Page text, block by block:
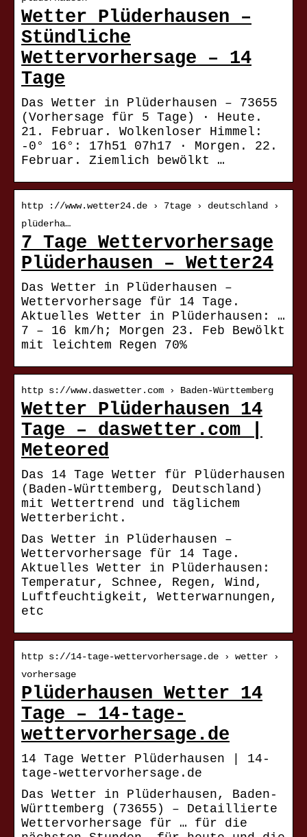
Wetter Plüderhausen –
Stündliche
Wettervorhersage – 14
Tage
Das Wetter in Plüderhausen – 73655
(Vorhersage für 5 Tage) · Heute.
21. Februar. Wolkenloser Himmel:
-0° 16°: 17h51 07h17 · Morgen. 22.
Februar. Ziemlich bewölkt …
http ://www.wetter24.de › 7tage › deutschland ›
plüderha…
7 Tage Wettervorhersage
Plüderhausen – Wetter24
Das Wetter in Plüderhausen –
Wettervorhersage für 14 Tage.
Aktuelles Wetter in Plüderhausen: …
7 – 16 km/h; Morgen 23. Feb Bewölkt
mit leichtem Regen 70%
http s://www.daswetter.com › Baden-Württemberg
Wetter Plüderhausen 14
Tage – daswetter.com |
Meteored
Das 14 Tage Wetter für Plüderhausen
(Baden-Württemberg, Deutschland)
mit Wettertrend und täglichem
Wetterbericht.
Das Wetter in Plüderhausen –
Wettervorhersage für 14 Tage.
Aktuelles Wetter in Plüderhausen:
Temperatur, Schnee, Regen, Wind,
Luftfeuchtigkeit, Wetterwarnungen,
etc
http s://14-tage-wettervorhersage.de › wetter ›
vorhersage
Plüderhausen Wetter 14
Tage – 14-tage-
wettervorhersage.de
14 Tage Wetter Plüderhausen | 14-
tage-wettervorhersage.de
Das Wetter in Plüderhausen, Baden-
Württemberg (73655) – Detaillierte
Wettervorhersage für … für die